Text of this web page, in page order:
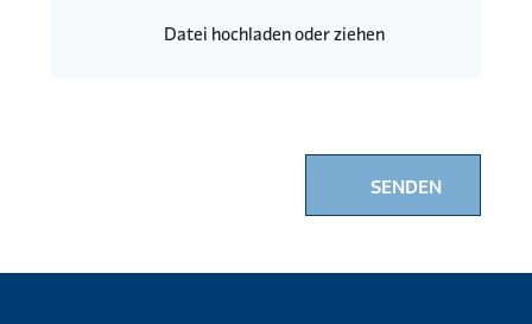
Datei hochladen oder ziehen
SENDEN